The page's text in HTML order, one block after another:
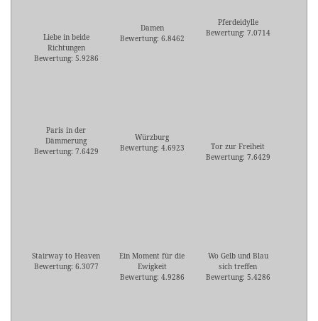
Liebe in beide
Richtungen
Bewertung: 5.9286
Damen
Bewertung: 6.8462
Pferdeidylle
Bewertung: 7.0714
Paris in der
Dämmerung
Bewertung: 7.6429
Würzburg
Bewertung: 4.6923
Tor zur Freiheit
Bewertung: 7.6429
Stairway to Heaven
Bewertung: 6.3077
Ein Moment für die
Ewigkeit
Bewertung: 4.9286
Wo Gelb und Blau
sich treffen
Bewertung: 5.4286